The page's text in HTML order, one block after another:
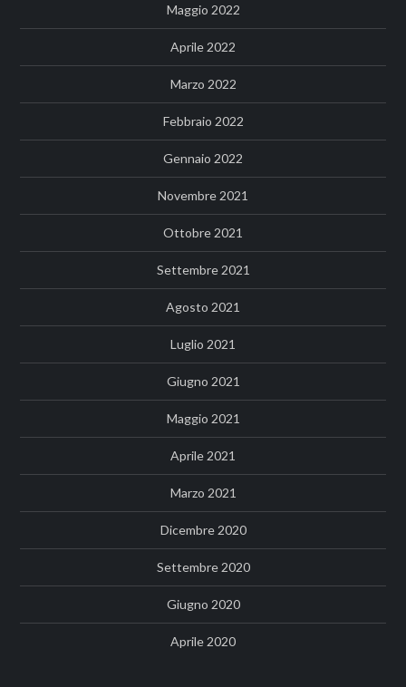
Maggio 2022
Aprile 2022
Marzo 2022
Febbraio 2022
Gennaio 2022
Novembre 2021
Ottobre 2021
Settembre 2021
Agosto 2021
Luglio 2021
Giugno 2021
Maggio 2021
Aprile 2021
Marzo 2021
Dicembre 2020
Settembre 2020
Giugno 2020
Aprile 2020